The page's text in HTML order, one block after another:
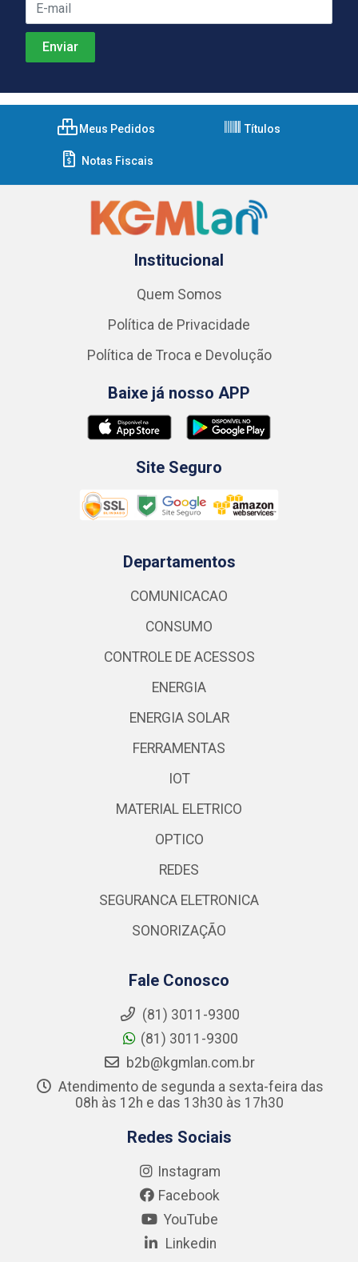
Meus Pedidos Títulos
Notas Fiscais
Institucional
Quem Somos
Política de Privacidade
Política de Troca e Devolução
Baixe já nosso APP
Site Seguro
Departamentos
COMUNICACAO
CONSUMO
CONTROLE DE ACESSOS
ENERGIA
ENERGIA SOLAR
FERRAMENTAS
IOT
MATERIAL ELETRICO
OPTICO
REDES
SEGURANCA ELETRONICA
SONORIZAÇÃO
Fale Conosco
(81) 3011-9300
(81) 3011-9300
b2b@kgmlan.com.br
Atendimento de segunda a sexta-feira das
08h às 12h e das 13h30 às 17h30
Redes Sociais
Instagram
Facebook
YouTube
Linkedin